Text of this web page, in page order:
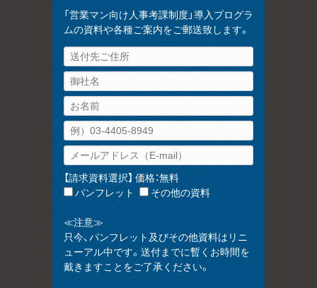
「営業マン向け人事考課制度」導入プログラ
ムの資料や各種ご案内をご郵送致します。
【請求資料選択】 価格：無料
パンフレット
その他の資料
≪注意≫
只今、パンフレット及びその他資料はリニ
ューアル中です。送付までに暫くお時間を
戴きますことをご了承ください。